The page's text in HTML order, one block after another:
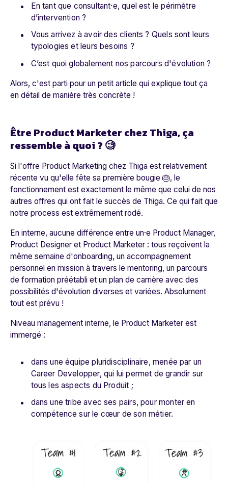
En tant que consultant·e, quel est le périmètre
d’intervention ?
Vous arrivez à avoir des clients ? Quels sont leurs
typologies et leurs besoins ?
C’est quoi globalement nos parcours d'évolution ?
Alors, c'est parti pour un petit article qui explique tout ça
en détail de manière très concrète !
Être Product Marketer chez Thiga, ça
ressemble à quoi ? 🧐
Si l'offre Product Marketing chez Thiga est relativement
récente vu qu'elle fête sa première bougie 🎂, le
fonctionnement est exactement le même que celui de nos
autres offres qui ont fait le succès de Thiga. Ce qui fait que
notre process est extrêmement rodé.
En interne, aucune différence entre un·e Product Manager,
Product Designer et Product Marketer : tous reçoivent la
même semaine d'onboarding, un accompagnement
personnel en mission à travers le mentoring, un parcours
de formation préétabli et un plan de carrière avec des
possibilités d'évolution diverses et variées. Absolument
tout est prévu !
Niveau management interne, le Product Marketer est
immergé :
dans une équipe pluridisciplinaire, menée par un
Career Developper, qui lui permet de grandir sur
tous les aspects du Produit ;
dans une tribe avec ses pairs, pour monter en
compétence sur le cœur de son métier.